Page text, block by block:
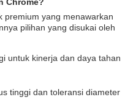
premium yang menawarkan
pilihan yang disukai oleh
untuk kinerja dan daya tahan
tinggi dan toleransi diameter